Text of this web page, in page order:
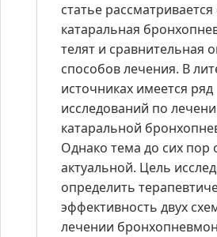
статье рассматривается
катаральная
телят и сравнительная
способов лечения. В
источниках имеется ряд
исследований по
катаральной
Однако тема до сих пор
актуальной. Цель
определить
эффективность двух
лечении